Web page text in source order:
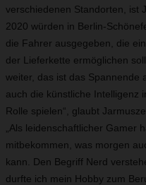
verschiedenen Standorten, ist
2020 würden in Berlin-
die Fahrer ausgegeben, die
der Lieferkette ermöglichen
weiter, das ist das Spannende
auch die künstliche Intelligenz
Rolle spielen“, glaubt
„Als leidenschaftlicher Gamer
mitbekommen, was morgen
kann. Den Begriff Nerd
durfte ich mein Hobby zum